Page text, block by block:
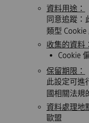
資料用途：
同意追蹤：
類型
收集的資料：
Cookie
保留期限：
此設定可進
國相關法規
資料處理地
歐盟